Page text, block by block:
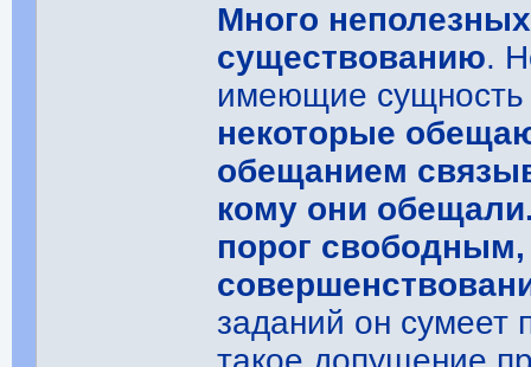
Много
существованию.
имеющие
некоторые
обещанием
кому они
порог
заданий он сумеет